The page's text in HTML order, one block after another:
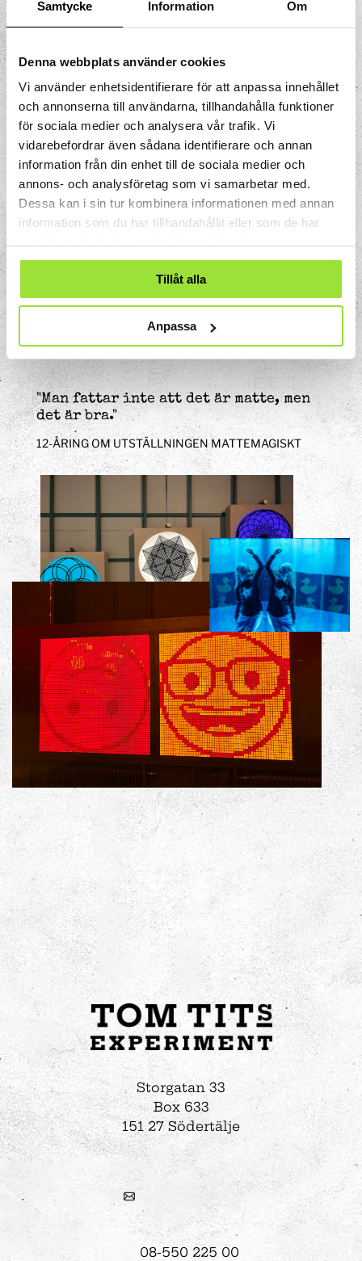
Samtycke Information Om
Denna webbplats använder cookies
Vi använder enhetsidentifierare för att anpassa innehållet
och annonserna till användarna, tillhandahålla funktioner
för sociala medier och analysera vår trafik. Vi
vidarebefordrar även sådana identifierare och annan
information från din enhet till de sociala medier och
annons- och analysföretag som vi samarbetar med.
Dessa kan i sin tur kombinera informationen med annan
information som du har tillhandahållit eller som de har
Tillåt alla
Anpassa
Tack till
konstnärer och sakkunniga:
Emelie Reuterswärd
Eleonora Svanberg
Nisse Bergman
Matt Elson
Gösta och Mårten Wessel
Svante Pettersson
Bengt Ahlin och Stefan Blomqvist
Paviljong Kreativ Studio
Samt de fantastiska pedagoger,
experimentbyggare, filmmakare, snickare,
målare, elektriker och vaktmästare som
gjort matematiken magisk!
"Man fattar inte att det är matte, men
det är bra."
12-ÅRING OM UTSTÄLLNINGEN MATTEMAGISKT
Storgatan 33
Box 633
151 27 Södertälje
08-550 225 00